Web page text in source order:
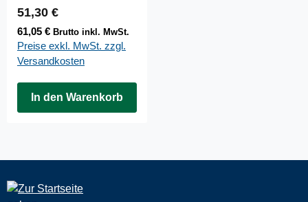
Regulärer Preis:
51,30 €
61,05 € Brutto inkl. MwSt.
Preise exkl. MwSt. zzgl.
Versandkosten
In den Warenkorb